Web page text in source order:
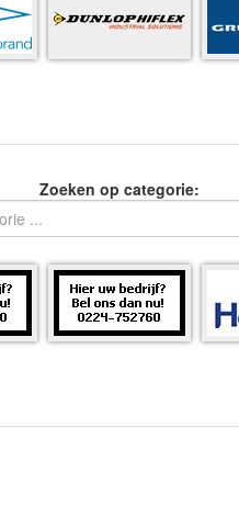
Zoeken op categorie: